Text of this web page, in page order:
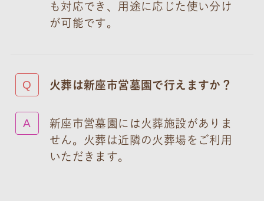
も対応でき、用途に応じた使い分け
が可能です。
火葬は新座市営墓園で行えますか？
新座市営墓園には火葬施設がありま
せん。火葬は近隣の火葬場をご利用
いただきます。